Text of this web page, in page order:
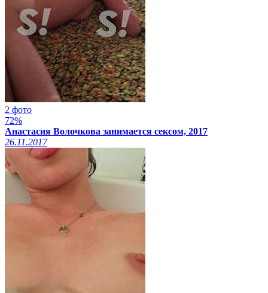
2 фото
72%
Анастасия Волочкова занимается сексом, 2017
26.11.2017